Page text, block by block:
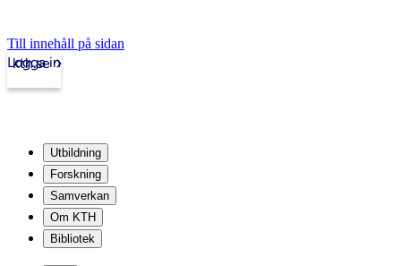
Till innehåll på sidan
kth.se
Logga in
Utbildning
Forskning
Samverkan
Om KTH
Bibliotek